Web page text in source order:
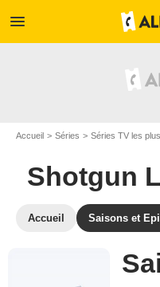
menu
Accueil Séries Séries TV les
Shotgun
Accueil Saisons et